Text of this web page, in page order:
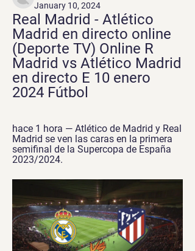
January 10, 2024
Real Madrid - Atlético
Madrid en directo online
(Deporte TV) Online R
Madrid vs Atlético Madrid
en directo E 10 enero
2024 Fútbol
hace 1 hora — Atlético de Madrid y Real
Madrid se ven las caras en la primera
semifinal de la Supercopa de España
2023/2024.